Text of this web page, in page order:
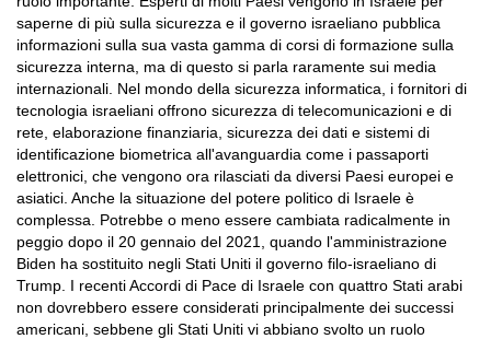
saperne di più sulla sicurezza e il governo israeliano pubblica
informazioni sulla sua vasta gamma di corsi di formazione sulla
sicurezza interna, ma di questo si parla raramente sui media
internazionali. Nel mondo della sicurezza informatica, i fornitori di
tecnologia israeliani offrono sicurezza di telecomunicazioni e di
rete, elaborazione finanziaria, sicurezza dei dati e sistemi di
identificazione biometrica all'avanguardia come i passaporti
elettronici, che vengono ora rilasciati da diversi Paesi europei e
asiatici. Anche la situazione del potere politico di Israele è
complessa. Potrebbe o meno essere cambiata radicalmente in
peggio dopo il 20 gennaio del 2021, quando l'amministrazione
Biden ha sostituito negli Stati Uniti il governo filo-israeliano di
Trump. I recenti Accordi di Pace di Israele con quattro Stati arabi
non dovrebbero essere considerati principalmente dei successi
americani, sebbene gli Stati Uniti vi abbiano svolto un ruolo